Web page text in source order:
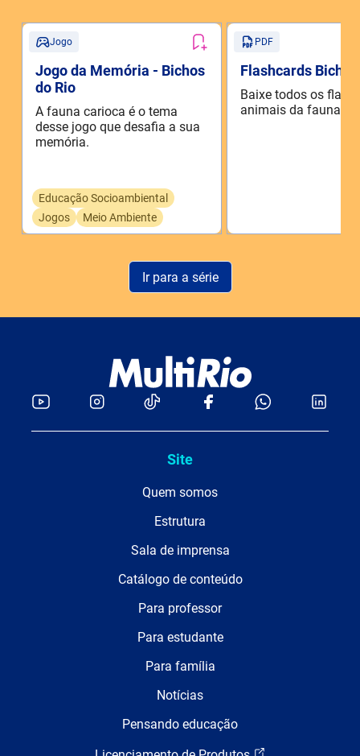
Jogo
Jogo da Memória - Bichos
do Rio
A fauna carioca é o tema
desse jogo que desafia a sua
memória.
Educação Socioambiental
Jogos
Meio Ambiente
PDF
Flashcards
Baixe todos os
animais da fauna
Ir para a série
Site
Quem somos
Estrutura
Sala de imprensa
Catálogo de conteúdo
Para professor
Para estudante
Para família
Notícias
Pensando educação